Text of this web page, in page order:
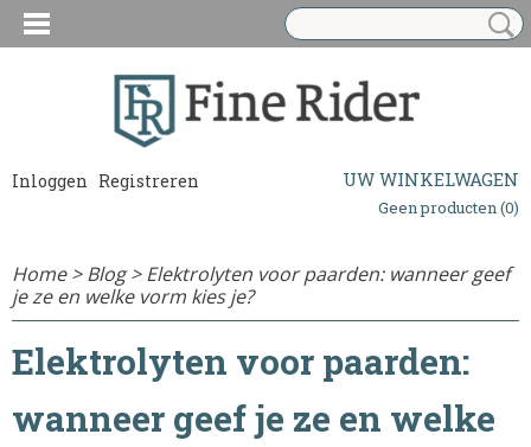
Inloggen Registreren UW WINKELWAGEN
Geen producten(0)
Home>Blog> Elektrolyten voor paarden: wanneer geef
je ze en welke vorm kies je?
Elektrolyten voor paarden:
wanneer geef je ze en welke